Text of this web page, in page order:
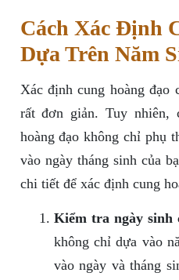
Cách Xác Định
Dựa Trên Năm
Xác định cung hoàng đạo
rất đơn giản. Tuy nhiên,
hoàng đạo không chỉ phụ
vào ngày tháng sinh của
chi tiết để xác định cung
Kiểm tra ngày sinh
không chỉ dựa vào
vào ngày và tháng